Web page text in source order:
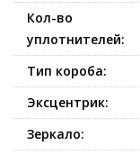
Кол-во
уплотнителей:
Тип короба:
Эксцентрик:
Зеркало: